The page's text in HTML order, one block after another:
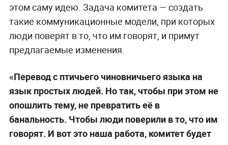
этом саму идею. Задача комитета — создать
такие коммуникационные модели, при которых
люди поверят в то, что им говорят, и примут
предлагаемые изменения.
«Перевод с птичьего чиновничьего языка на
язык простых людей. Но так, чтобы при этом не
опошлить тему, не превратить её в
банальность. Чтобы люди поверили в то, что им
говорят. И вот это наша работа, комитет будет